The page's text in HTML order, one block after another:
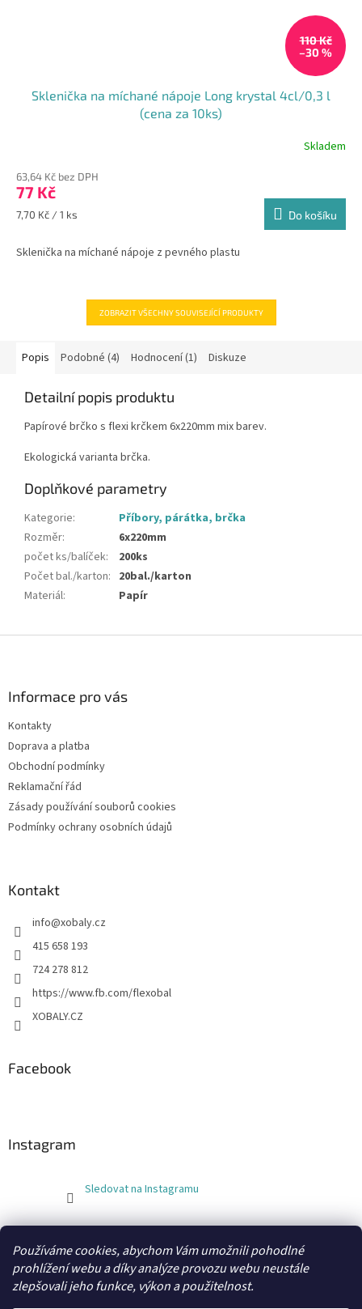
Používáme cookies, abychom Vám umožnili pohodlné
prohlížení webu a díky analýze provozu webu neustále
zlepšovali jeho funkce, výkon a použitelnost.
110 Kč
–30 %
Sklenička na míchané nápoje Long krystal 4cl/0,3 l
(cena za 10ks)
produktu
je
4,1
hvězdiček.
Skladem
63,64 Kč bez DPH
77 Kč
Měrná
7,70 Kč / 1 ks Do košíku
Sklenička na míchané nápoje z pevného plastu
ZOBRAZIT VŠECHNY SOUVISEJÍCÍ PRODUKTY
Popis Podobné (4) Hodnocení (1) Diskuze
Detailní popis produktu
Papírové brčko s flexi krčkem 6x220mm mix barev.
Ekologická varianta brčka.
Doplňkové parametry
Kategorie:
Příbory, párátka, brčka
Rozměr:
6x220mm
počet ks/balíček:
200ks
Počet bal./karton: 20bal./karton
Materiál: Papír
Informace pro vás
Kontakty
Doprava a platba
Obchodní podmínky
Reklamační řád
Zásady používání souborů cookies
Podmínky ochrany osobních údajů
Kontakt
info@xobaly.cz
415 658 193
724 278 812
https://www.fb.com/flexobal
XOBALY.CZ
Facebook
Instagram
Sledovat na Instagramu